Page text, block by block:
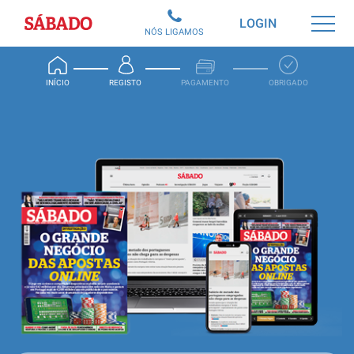
Sábado
INÍCIO REGISTO PAGAMENTO OBRIGADO
LOGIN
NÓS LIGAMOS